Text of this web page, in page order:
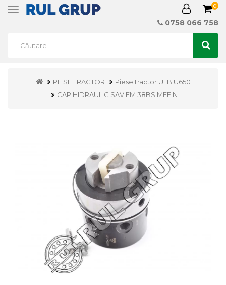
Toggle
0
0758 066 758
PIESE TRACTOR
Piese tractor UTB U650
CAP HIDRAULIC SAVIEM 38BS MEFIN